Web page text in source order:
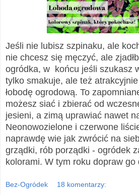
Jeśli nie lubisz szpinaku, ale
nie chcesz się męczyć, ale
ogródka, w końcu jeśli szukasz
tylko smakuje, ale też
łobodę ogrodową. To
możesz siać i zbierać od
jesieni, a zimą uprawiać nawet
Neonowozielone i czerwone
naprawdę wie jak zwrócić na
grządki, rób porządki - ogródek
kolorami. W tym roku dopraw go
Bez-Ogródek 18 komentarzy: